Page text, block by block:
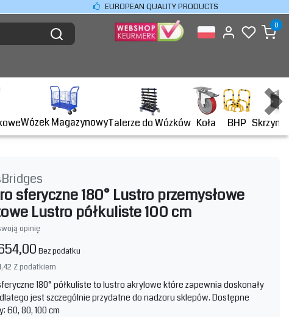
EUROPEAN QUALITY PRODUCTS
0
Wózek MagazynowyTalerze do Wózków Koła BHP
sferyczne 180° Lustro przemysłowe
Lustro półkuliste 100 cm
opinię
Bez podatku
Z podatkiem
180° półkuliste to lustro akrylowe które zapewnia doskonały
jest szczególnie przydatne do nadzoru sklepów. Dostępne
60, 80, 100 cm